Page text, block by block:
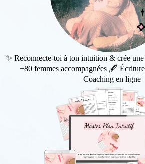
✨ Reconnecte-toi à ton intuition & crée
+80 femmes accompagnées 🖋️
Coaching en ligne